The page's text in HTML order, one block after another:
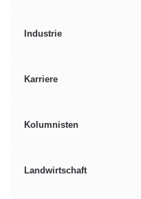
Industrie
Karriere
Kolumnisten
Landwirtschaft